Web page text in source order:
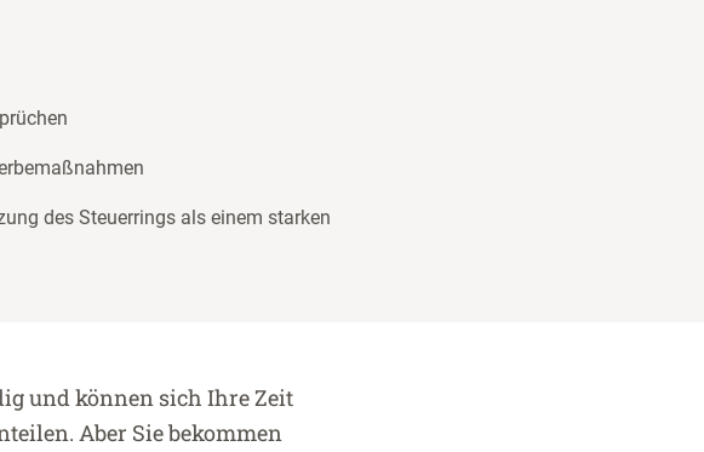
des Steuerrings als einem starken
und können sich Ihre Zeit
Aber Sie bekommen